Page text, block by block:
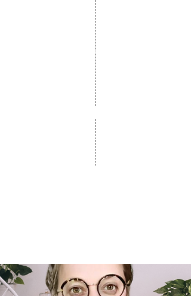
2020
Confinement et retour aux
bases mais on ne lâche rien
2021
Laure G. se lance à son compte